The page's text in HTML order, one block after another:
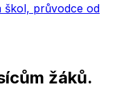
škol, průvodce od
žáků.